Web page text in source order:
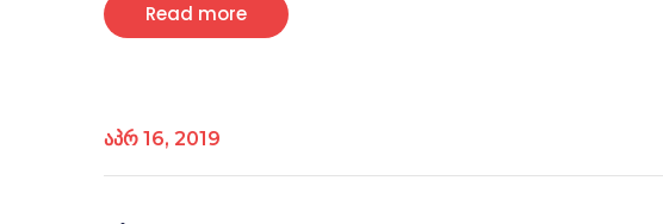
Read more
აპრ 16, 2019